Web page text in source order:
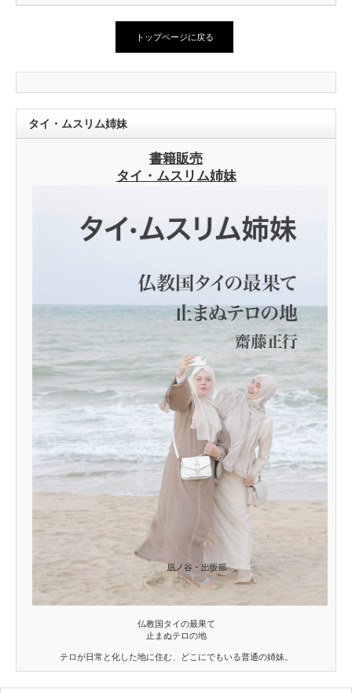
トップページに戻る
タイ・ムスリム姉妹
書籍販売
タイ・ムスリム姉妹
仏教国タイの最果て
止まぬテロの地
テロが日常と化した地に住む、どこにでもいる普通の姉妹。